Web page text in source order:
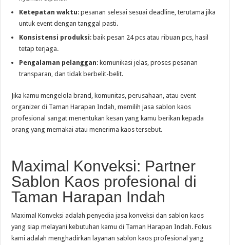
Ketepatan waktu: pesanan selesai sesuai deadline, terutama jika
untuk event dengan tanggal pasti.
Konsistensi produksi: baik pesan 24 pcs atau ribuan pcs, hasil
tetap terjaga.
Pengalaman pelanggan: komunikasi jelas, proses pesanan
transparan, dan tidak berbelit-belit.
Jika kamu mengelola brand, komunitas, perusahaan, atau event
organizer di Taman Harapan Indah, memilih jasa sablon kaos
profesional sangat menentukan kesan yang kamu berikan kepada
orang yang memakai atau menerima kaos tersebut.
Maximal Konveksi: Partner
Sablon Kaos profesional di
Taman Harapan Indah
Maximal Konveksi adalah penyedia jasa konveksi dan sablon kaos
yang siap melayani kebutuhan kamu di Taman Harapan Indah. Fokus
kami adalah menghadirkan layanan sablon kaos profesional yang